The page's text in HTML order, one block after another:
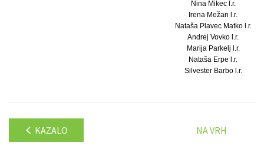
Nina Mikec l.r.
Irena Mežan l.r.
Nataša Plavec Matko l.r.
Andrej Vovko l.r.
Marija Parkelj l.r.
Nataša Erpe l.r.
Silvester Barbo l.r.
KAZALO NA VRH